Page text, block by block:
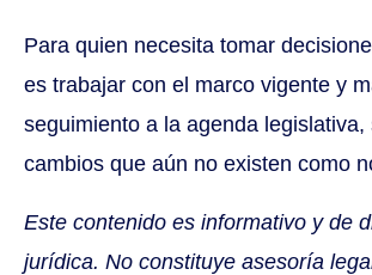
Para quien necesita tomar
es trabajar con el marco vigente y
seguimiento a la agenda legislativa,
cambios que aún no existen como
Este contenido es informativo y de
jurídica. No constituye asesoría